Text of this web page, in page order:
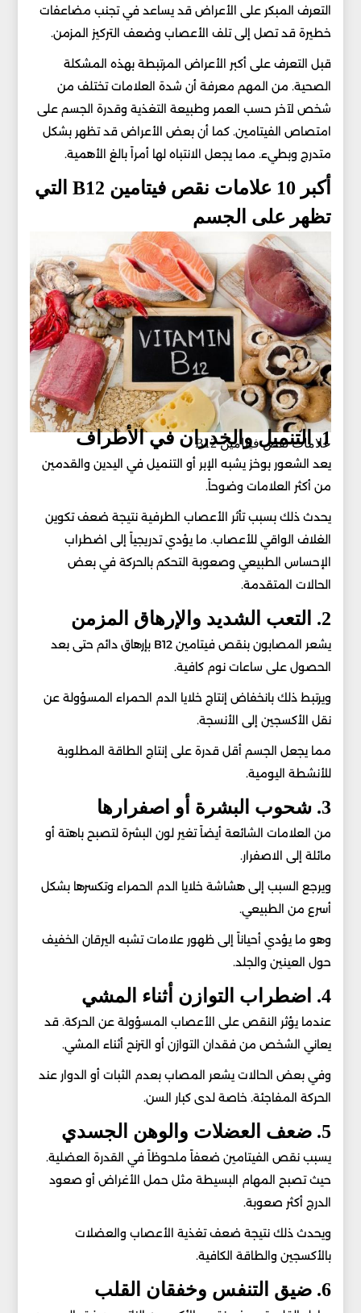
التعرف المبكر على الأعراض قد يساعد في تجنب مضاعفات
خطيرة قد تصل إلى تلف الأعصاب وضعف التركيز المزمن.
قبل التعرف على أكبر الأعراض المرتبطة بهذه المشكلة
الصحية. من المهم معرفة أن شدة العلامات تختلف من
شخص لآخر حسب العمر وطبيعة التغذية وقدرة الجسم على
امتصاص الفيتامين. كما أن بعض الأعراض قد تظهر بشكل
متدرج وبطيء. مما يجعل الانتباه لها أمراً بالغ الأهمية.
أكبر 10 علامات نقص فيتامين B12 التي
تظهر على الجسم
علامات نقص فيتامين B12
1. التنميل والخدران في الأطراف
يعد الشعور بوخز يشبه الإبر أو التنميل في اليدين والقدمين
من أكثر العلامات وضوحاً.
يحدث ذلك بسبب تأثر الأعصاب الطرفية نتيجة ضعف تكوين
الغلاف الواقي للأعصاب. ما يؤدي تدريجياً إلى اضطراب
الإحساس الطبيعي وصعوبة التحكم بالحركة في بعض
الحالات المتقدمة.
2. التعب الشديد والإرهاق المزمن
يشعر المصابون بنقص فيتامين B12 بإرهاق دائم حتى بعد
الحصول على ساعات نوم كافية.
ويرتبط ذلك بانخفاض إنتاج خلايا الدم الحمراء المسؤولة عن
نقل الأكسجين إلى الأنسجة.
مما يجعل الجسم أقل قدرة على إنتاج الطاقة المطلوبة
للأنشطة اليومية.
3. شحوب البشرة أو اصفرارها
من العلامات الشائعة أيضاً تغير لون البشرة لتصبح باهتة أو
مائلة إلى الاصفرار.
ويرجع السبب إلى هشاشة خلايا الدم الحمراء وتكسرها بشكل
أسرع من الطبيعي.
وهو ما يؤدي أحياناً إلى ظهور علامات تشبه اليرقان الخفيف
حول العينين والجلد.
4. اضطراب التوازن أثناء المشي
عندما يؤثر النقص على الأعصاب المسؤولة عن الحركة. قد
يعاني الشخص من فقدان التوازن أو الترنح أثناء المشي.
وفي بعض الحالات يشعر المصاب بعدم الثبات أو الدوار عند
الحركة المفاجئة. خاصة لدى كبار السن.
5. ضعف العضلات والوهن الجسدي
يسبب نقص الفيتامين ضعفاً ملحوظاً في القدرة العضلية.
حيث تصبح المهام البسيطة مثل حمل الأغراض أو صعود
الدرج أكثر صعوبة.
ويحدث ذلك نتيجة ضعف تغذية الأعصاب والعضلات
بالأكسجين والطاقة الكافية.
6. ضيق التنفس وخفقان القلب